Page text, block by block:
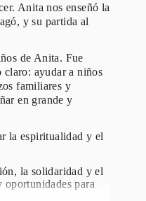
Anita nos enseñó la
y su partida al
de Anita. Fue
claro: ayudar a niños
familiares y
en grande y
la espiritualidad y el
la solidaridad y el
oportunidades para